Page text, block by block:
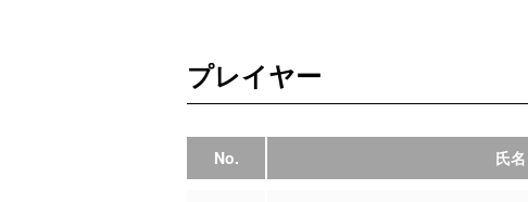
プレイヤー
No. 氏名